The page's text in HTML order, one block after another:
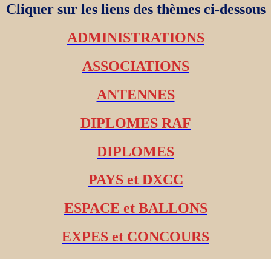
Cliquer sur les liens des thèmes ci-dessous
ADMINISTRATIONS
ASSOCIATIONS
ANTENNES
DIPLOMES RAF
DIPLOMES
PAYS et DXCC
ESPACE et BALLONS
EXPES et CONCOURS